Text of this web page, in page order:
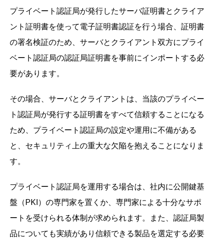
プライベート認証局が発行したサーバ証明書とクライア
ント証明書を使って電子証明書認証を行う場合、証明書
の署名検証のため、サーバとクライアント双方にプライ
ベート認証局の認証局証明書を事前にインポートする必
要があります。
その場合、サーバとクライアントは、当該のプライベー
ト認証局が発行する証明書をすべて信頼することになる
ため、プライベート認証局の設定や運用に不備がある
と、セキュリティ上の重大な欠陥を抱えることになりま
す。
プライベート認証局を運用する場合は、社内に公開鍵基
盤（PKI）の専門家を置くか、専門家による十分なサポ
ートを受けられる体制が求められます。また、認証局製
品についても実績があり信頼できる製品を選定する必要